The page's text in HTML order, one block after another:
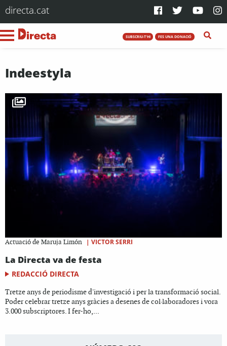
directa.cat
SUBSCRIU-T'HI FES UNA DONACIÓ
Indeestyla
Actuació de Maruja Limón | VICTOR SERRI
La Directa va de festa
REDACCIÓ DIRECTA
Tretze anys de periodisme d'investigació i per la transformació social.
Poder celebrar tretze anys gràcies a desenes de col·laboradores i vora
3.000 subscriptores. I fer-ho,...